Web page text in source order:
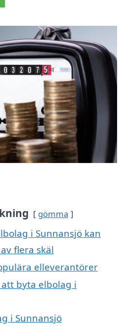
gömma
i Sunnansjö kan
flera skäl
elleverantörer
byta elbolag i
i Sunnansjö